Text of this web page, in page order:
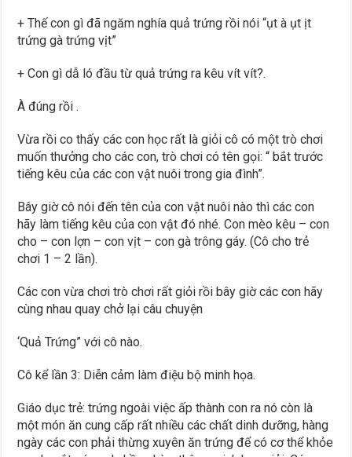
+ Thế con gì đã ngăm nghía quả trứng rồi nói “ụt à ụt ịt
trứng gà trứng vịt”
+ Con gì dẫ ló đầu từ quả trứng ra kêu vít vít?.
À đúng rồi .
Vừa rồi co thấy các con học rất là giỏi cô có một trò chơi
muốn thưởng cho các con, trò chơi có tên gọi: “ bắt trước
tiếng kêu của các con vật nuôi trong gia đình”.
Bây giờ cô nói đến tên của con vật nuôi nào thì các con
hãy làm tiếng kêu của con vật đó nhé. Con mèo kêu – con
cho – con lợn – con vịt – con gà trông gáy. (Cô cho trẻ
chơi 1 – 2 lần).
Các con vừa chơi trò chơi rất giỏi rồi bây giờ các con hãy
cùng nhau quay chở lại câu chuyện
‘Quả Trứng” với cô nào.
Cô kể lần 3: Diễn cảm làm điệu bộ minh họa.
Giáo dục trẻ: trứng ngoài việc ấp thành con ra nó còn là
một món ăn cung cấp rất nhiều các chất dinh dưỡng, hàng
ngày các con phải thừng xuyên ăn trứng để có cơ thể khỏe